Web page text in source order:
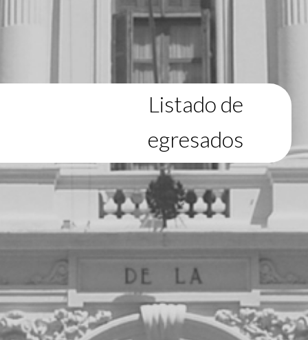
Listado de
egresados